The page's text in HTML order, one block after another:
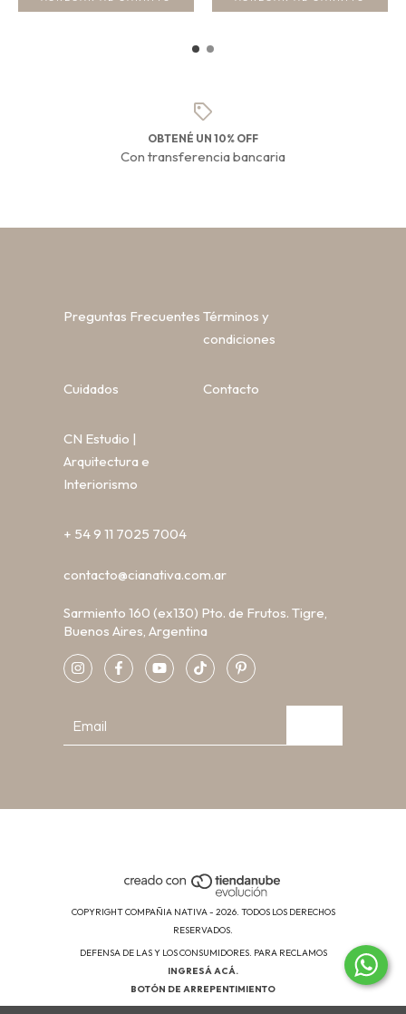
OBTENÉ UN 10% OFF
Con transferencia bancaria
Preguntas Frecuentes Términos y
condiciones
Cuidados Contacto
CN Estudio |
Arquitectura e
Interiorismo
+ 54 9 11 7025 7004
contacto@cianativa.com.ar
Sarmiento 160 (ex130) Pto. de Frutos. Tigre,
Buenos Aires, Argentina
COPYRIGHT COMPAÑIA NATIVA - 2026. TODOS LOS DERECHOS
RESERVADOS.
DEFENSA DE LAS Y LOS CONSUMIDORES. PARA RECLAMOS
INGRESÁ ACÁ.
BOTÓN DE ARREPENTIMIENTO